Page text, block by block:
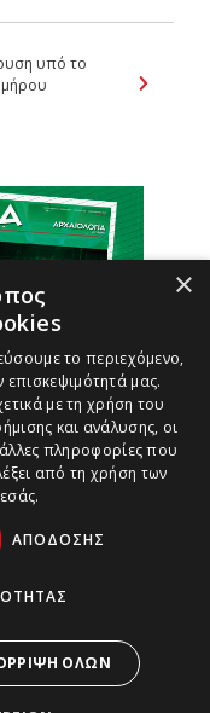
υπό το
Παράδοσης Προϊόντων
×
το περιεχόμενο,
επισκεψιμότητά μας.
με τη χρήση του
και ανάλυσης, οι
πληροφορίες που
από τη χρήση των
ΑΠΌΔΟΣΗΣ
ΌΛΩΝ